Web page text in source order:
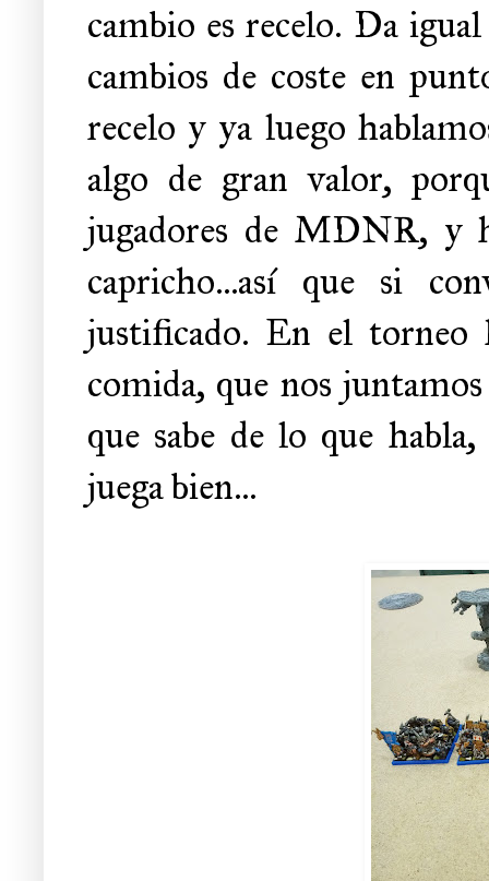
cambio es recelo. Da
cambios de coste en
recelo y ya luego
algo de gran valor,
jugadores de MDNR, y
capricho...así que si
justificado. En el
comida, que nos
que sabe de lo que
juega bien...